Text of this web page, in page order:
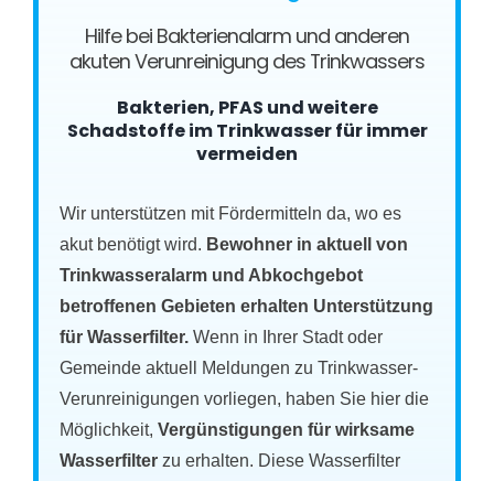
Hilfe bei Bakterienalarm und anderen
akuten Verunreinigung des Trinkwassers
Bakterien, PFAS und weitere
Schadstoffe im Trinkwasser für immer
vermeiden
Wir unterstützen mit Fördermitteln da, wo es
akut benötigt wird. Bewohner in aktuell von
Trinkwasseralarm und Abkochgebot
betroffenen Gebieten erhalten Unterstützung
für Wasserfilter.Wenn in Ihrer Stadt oder
Gemeinde aktuell Meldungen zu Trinkwasser-
Verunreinigungen vorliegen, haben Sie hier die
Möglichkeit,Vergünstigungen für wirksame
Wasserfilterzu erhalten. Diese Wasserfilter